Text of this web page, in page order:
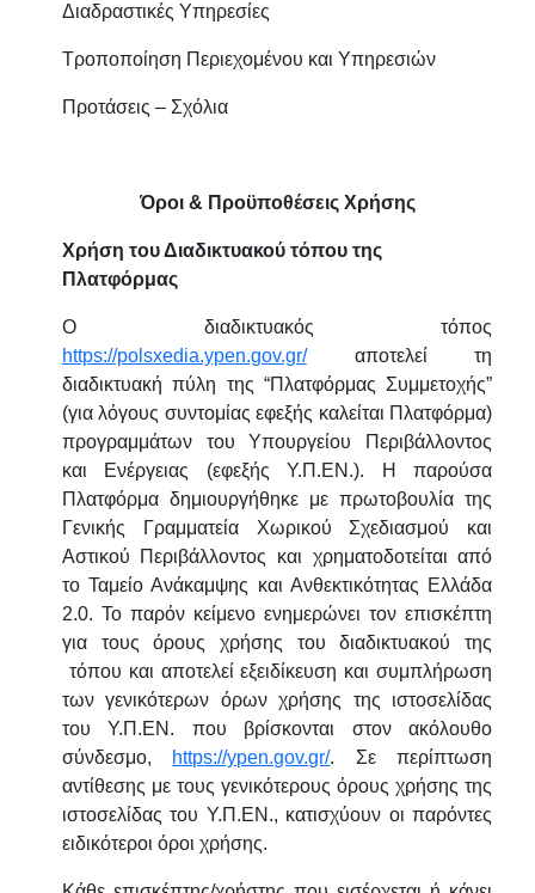
Διαδραστικές Υπηρεσίες
Τροποποίηση Περιεχομένου και Υπηρεσιών
Προτάσεις – Σχόλια
Όροι & Προϋποθέσεις Χρήσης
Χρήση του Διαδικτυακού τόπου της
Πλατφόρμας
Ο διαδικτυακός τόπος
https://polsxedia.ypen.gov.gr/αποτελεί τη
διαδικτυακή πύλη της “Πλατφόρμας Συμμετοχής”
(για λόγους συντομίας εφεξής καλείται Πλατφόρμα)
προγραμμάτων του Υπουργείου Περιβάλλοντος
και Ενέργειας (εφεξής Υ.Π.ΕΝ.). Η παρούσα
Πλατφόρμα δημιουργήθηκε με πρωτοβουλία της
Γενικής Γραμματεία Χωρικού Σχεδιασμού και
Αστικού Περιβάλλοντος και χρηματοδοτείται από
το Ταμείο Ανάκαμψης και Ανθεκτικότητας Ελλάδα
2.0. Το παρόν κείμενο ενημερώνει τον επισκέπτη
για τους όρους χρήσης του διαδικτυακού της
τόπου και αποτελεί εξειδίκευση και συμπλήρωση
των γενικότερων όρων χρήσης της ιστοσελίδας
του Υ.Π.ΕΝ. που βρίσκονται στον ακόλουθο
σύνδεσμο,
https://ypen.gov.gr/. Σε περίπτωση
αντίθεσης με τους γενικότερους όρους χρήσης της
ιστοσελίδας του Υ.Π.ΕΝ., κατισχύουν οι παρόντες
ειδικότεροι όροι χρήσης.